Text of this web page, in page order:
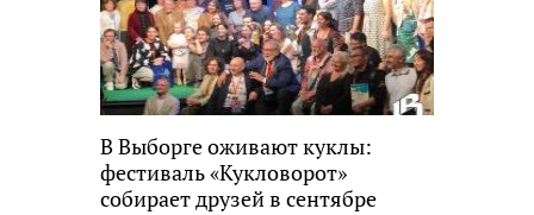
В Выборге оживают куклы:
фестиваль «Кукловорот»
собирает друзей в сентябре